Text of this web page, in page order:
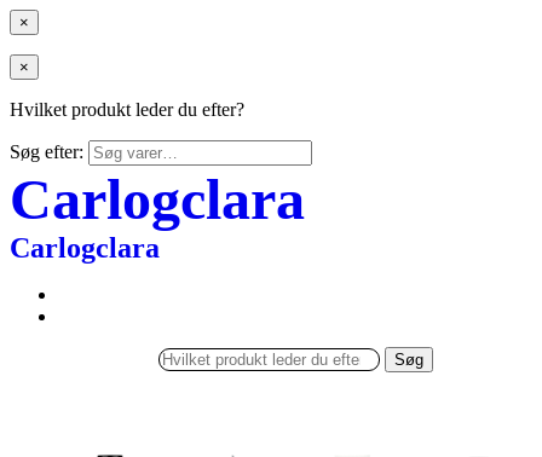
×
×
Hvilket produkt leder du efter?
Søg efter:
Carlogclara
Carlogclara
Søg